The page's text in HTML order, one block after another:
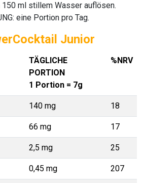
ml stillem Wasser auflösen.
eine Portion pro Tag.
Junior
TÄGLICHE
PORTION
1 Portion = 7g
%NRV
140 mg 18
66 mg 17
2,5 mg 25
0,45 mg 207